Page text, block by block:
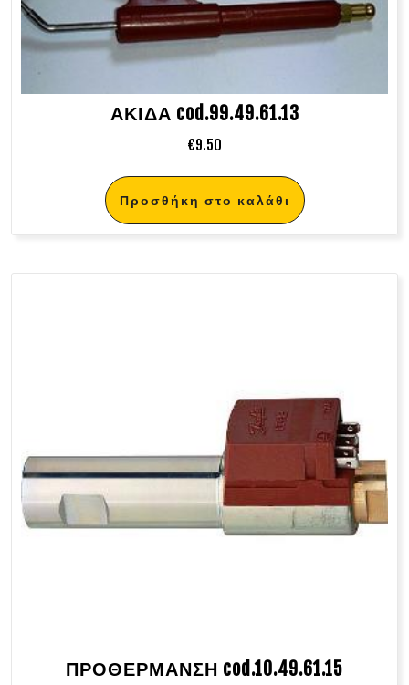
ΑΚΙΔΑ cod.99.49.61.13
€9.50
Προσθήκη στο καλάθι
ΠΡΟΘΕΡΜΑΝΣΗ cod.10.49.61.15